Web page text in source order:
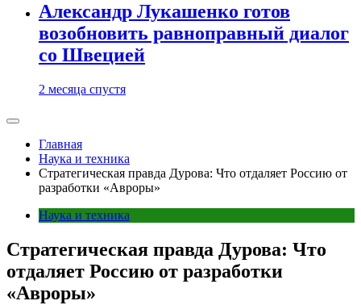
Александр Лукашенко готов
возобновить равноправный диалог
со Швецией
2 месяца спустя
Главная
Наука и техника
Стратегическая правда Дурова: Что отдаляет Россию от
разработки «Авроры»
Наука и техника
Стратегическая правда Дурова: Что
отдаляет Россию от разработки
«Авроры»